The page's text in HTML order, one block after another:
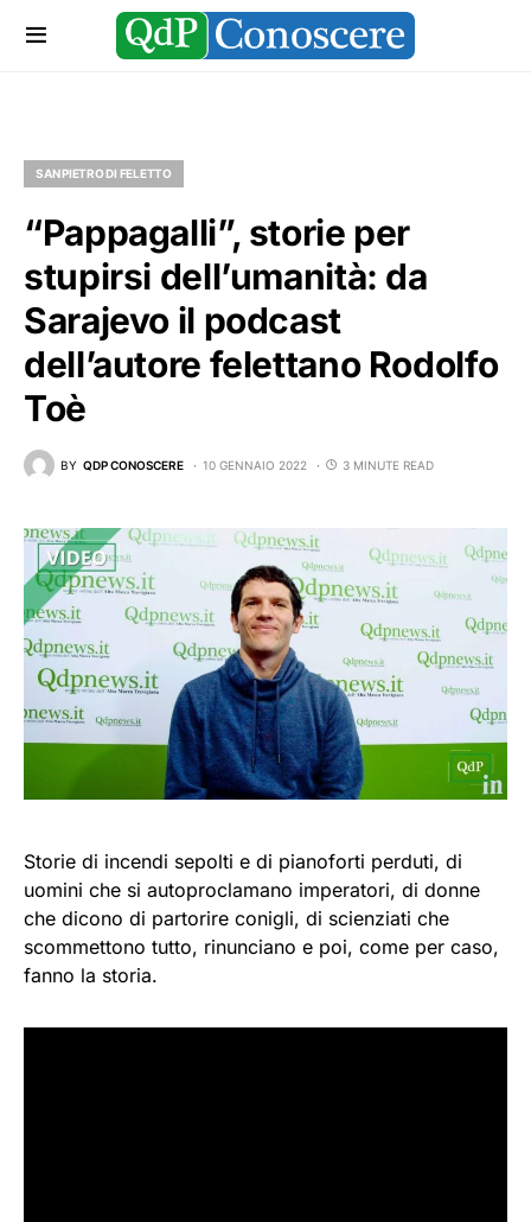
SAN PIETRO DI FELETTO
“Pappagalli”, storie per
stupirsi dell’umanità: da
Sarajevo il podcast
dell’autore felettano Rodolfo
Toè
BY QDP CONOSCERE 10 GENNAIO 2022 3 MINUTE READ
Storie di incendi sepolti e di pianoforti perduti, di
uomini che si autoproclamano imperatori, di donne
che dicono di partorire conigli, di scienziati che
scommettono tutto, rinunciano e poi, come per caso,
fanno la storia.